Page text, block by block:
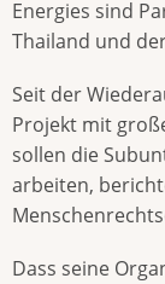
Energies sind
Thailand und
Seit der
Projekt mit
sollen die
arbeiten,
Dass seine